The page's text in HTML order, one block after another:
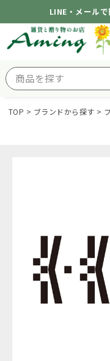
LINE・メール
TOP ブランドから探す